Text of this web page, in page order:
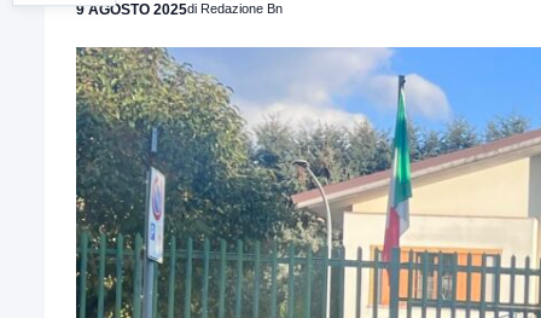
9 AGOSTO 2025di Redazione Bn